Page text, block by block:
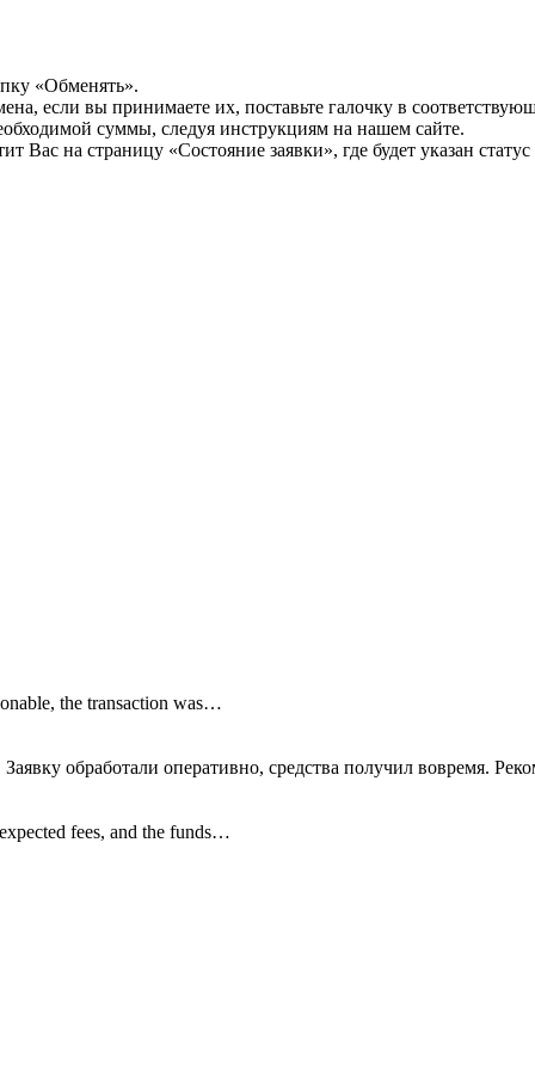
«Обменять».
если вы принимаете их, поставьте галочку в
суммы, следуя инструкциям на нашем сайте.
Вас на страницу «Состояние заявки», где будет указан
the transaction was…
обработали оперативно, средства получил вовремя.
fees, and the funds…